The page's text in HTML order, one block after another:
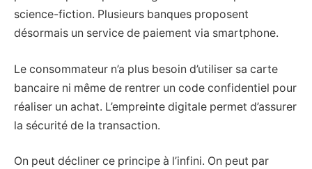
science-fiction. Plusieurs banques proposent
désormais un service de paiement via smartphone.
Le consommateur n’a plus besoin d’utiliser sa carte
bancaire ni même de rentrer un code confidentiel pour
réaliser un achat. L’empreinte digitale permet d’assurer
la sécurité de la transaction.
On peut décliner ce principe à l’infini. On peut par